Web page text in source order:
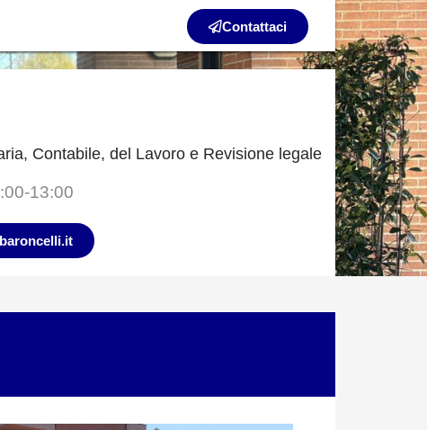
Contattaci
Contabile, del Lavoro e Revisione legale
13:00